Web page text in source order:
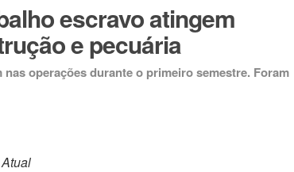
escravo atingem
e pecuária
operações durante o primeiro semestre. Foram